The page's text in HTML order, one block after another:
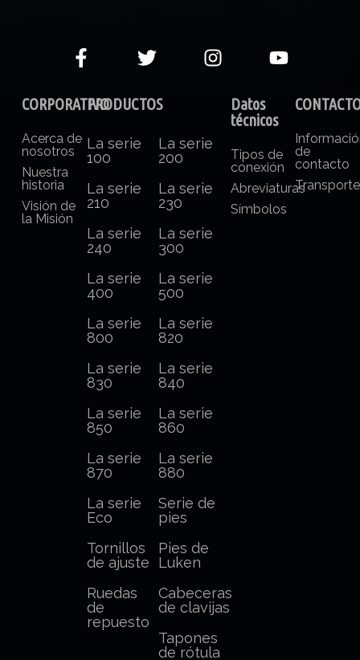
CORPORATIVO
Acerca de
nosotros
Nuestra
historia
Visión de
la Misión
PRODUCTOS
La serie
100
La serie
200
La serie
210
La serie
230
La serie
240
La serie
300
La serie
400
La serie
500
La serie
800
La serie
820
La serie
830
La serie
840
La serie
850
La serie
860
La serie
870
La serie
880
La serie
Eco
Serie de
pies
Tornillos
de ajuste
Pies de
Luken
Ruedas
de
repuesto
Cabeceras
de clavijas
Tapones
de rótula
Datos
técnicos
Tipos de
conexión
Abreviaturas
Símbolos
de
contacto
Transporte